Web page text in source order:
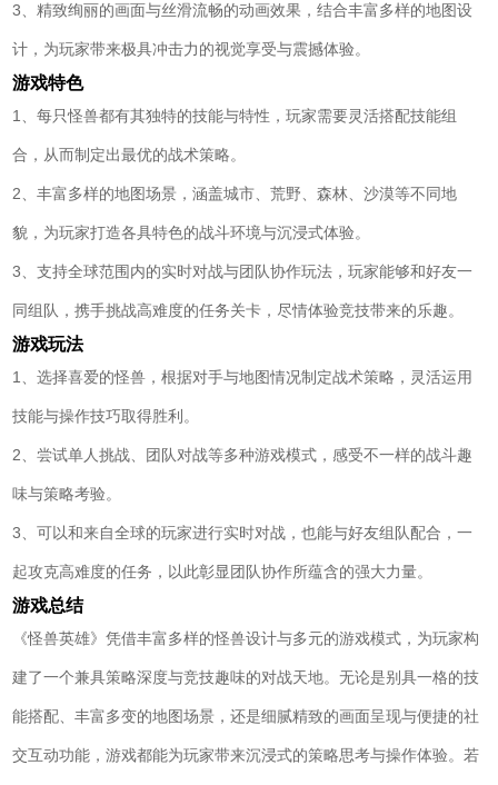
3、精致绚丽的画面与丝滑流畅的动画效果，结合丰富多样的地图设
计，为玩家带来极具冲击力的视觉享受与震撼体验。
游戏特色
1、每只怪兽都有其独特的技能与特性，玩家需要灵活搭配技能组
合，从而制定出最优的战术策略。
2、丰富多样的地图场景，涵盖城市、荒野、森林、沙漠等不同地
貌，为玩家打造各具特色的战斗环境与沉浸式体验。
3、支持全球范围内的实时对战与团队协作玩法，玩家能够和好友一
同组队，携手挑战高难度的任务关卡，尽情体验竞技带来的乐趣。
游戏玩法
1、选择喜爱的怪兽，根据对手与地图情况制定战术策略，灵活运用
技能与操作技巧取得胜利。
2、尝试单人挑战、团队对战等多种游戏模式，感受不一样的战斗趣
味与策略考验。
3、可以和来自全球的玩家进行实时对战，也能与好友组队配合，一
起攻克高难度的任务，以此彰显团队协作所蕴含的强大力量。
游戏总结
《怪兽英雄》凭借丰富多样的怪兽设计与多元的游戏模式，为玩家构
建了一个兼具策略深度与竞技趣味的对战天地。无论是别具一格的技
能搭配、丰富多变的地图场景，还是细腻精致的画面呈现与便捷的社
交互动功能，游戏都能为玩家带来沉浸式的策略思考与操作体验。若